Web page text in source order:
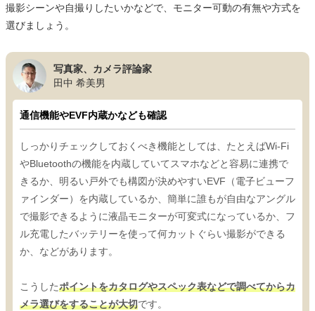
撮影シーンや自撮りしたいかなどで、モニター可動の有無や方式を
選びましょう。
写真家、カメラ評論家
田中 希美男
通信機能やEVF内蔵かなども確認
しっかりチェックしておくべき機能としては、たとえばWi-Fi
やBluetoothの機能を内蔵していてスマホなどと容易に連携で
きるか、明るい戸外でも構図が決めやすいEVF（電子ビューフ
ァインダー）を内蔵しているか、簡単に誰もが自由なアングル
で撮影できるように液晶モニターが可変式になっているか、フ
ル充電したバッテリーを使って何カットぐらい撮影ができる
か、などがあります。
こうしたポイントをカタログやスペック表などで調べてからカ
メラ選びをすることが大切です。